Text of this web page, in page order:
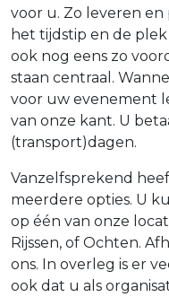
voor u. Zo leveren
het tijdstip en de
ook nog eens zo
staan centraal.
voor uw evenement
van onze kant. U
(transport)dagen.
Vanzelfsprekend
meerdere opties. U
op één van onze
Rijssen, of Ochten.
ons. In overleg is er
ook dat u als